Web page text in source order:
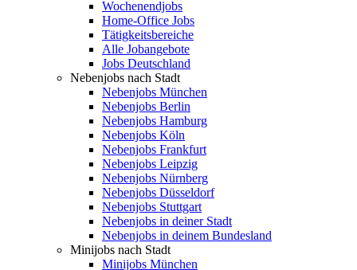
Wochenendjobs
Home-Office Jobs
Tätigkeitsbereiche
Alle Jobangebote
Jobs Deutschland
Nebenjobs nach Stadt
Nebenjobs München
Nebenjobs Berlin
Nebenjobs Hamburg
Nebenjobs Köln
Nebenjobs Frankfurt
Nebenjobs Leipzig
Nebenjobs Nürnberg
Nebenjobs Düsseldorf
Nebenjobs Stuttgart
Nebenjobs in deiner Stadt
Nebenjobs in deinem Bundesland
Minijobs nach Stadt
Minijobs München